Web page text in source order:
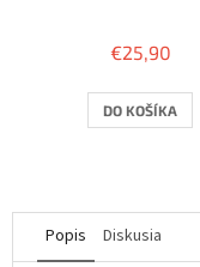
€25,90
DO KOŠÍKA
Popis Diskusia